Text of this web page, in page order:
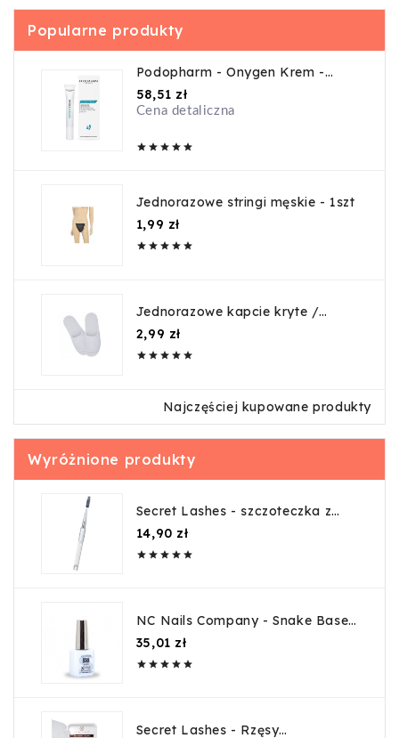
Popularne produkty
Podopharm - Onygen Krem -
20ml
58,51 złCena
Cena detaliczna
    
Jednorazowe stringi męskie - 1szt
1,99 zł
    
Jednorazowe kapcie kryte /
guma
2,99 zł
    
Najczęściej kupowane produkty
Wyróżnione produkty
Secret Lashes - szczoteczka z
kryształkami-srebrna
14,90 złCena
    
NC Nails Company - Snake Base
Black - 6ml
35,01 złCena
    
Secret Lashes - Rzęsy